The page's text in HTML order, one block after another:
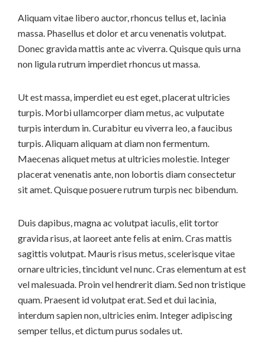
Aliquam vitae libero auctor, rhoncus tellus et, lacinia
massa. Phasellus et dolor et arcu venenatis volutpat.
Donec gravida mattis ante ac viverra. Quisque quis urna
non ligula rutrum imperdiet rhoncus ut massa.
Ut est massa, imperdiet eu est eget, placerat ultricies
turpis. Morbi ullamcorper diam metus, ac vulputate
turpis interdum in. Curabitur eu viverra leo, a faucibus
turpis. Aliquam aliquam at diam non fermentum.
Maecenas aliquet metus at ultricies molestie. Integer
placerat venenatis ante, non lobortis diam consectetur
sit amet. Quisque posuere rutrum turpis nec bibendum.
Duis dapibus, magna ac volutpat iaculis, elit tortor
gravida risus, at laoreet ante felis at enim. Cras mattis
sagittis volutpat. Mauris risus metus, scelerisque vitae
ornare ultricies, tincidunt vel nunc. Cras elementum at est
vel malesuada. Proin vel hendrerit diam. Sed non tristique
quam. Praesent id volutpat erat. Sed et dui lacinia,
interdum sapien non, ultricies enim. Integer adipiscing
semper tellus, et dictum purus sodales ut.